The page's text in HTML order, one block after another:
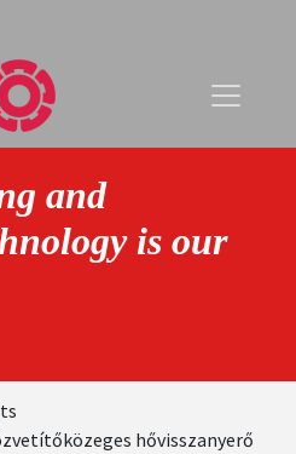
and
is our
hővisszanyerő